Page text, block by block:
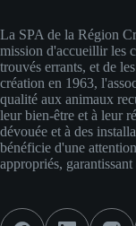
La SPA de la Région
mission d'accueillir les
trouvés errants, et de
création en 1963,
qualité aux animaux
leur bien-être et à leur
dévouée et à des
bénéficie d'une
appropriés,